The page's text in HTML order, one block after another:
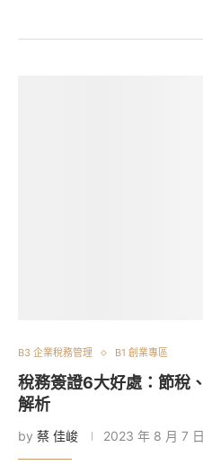
B3 企業稅務管理 B1 創業專區
稅務簽證6大好處：節稅
解析
by 蔡 佳峻 2023 年 8 月 7 日